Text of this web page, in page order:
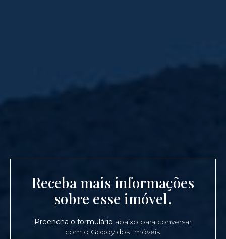
Receba mais informações
sobre esse imóvel.
Preencha o formulário abaixo para conversar
com o Godoy dos Imóveis.